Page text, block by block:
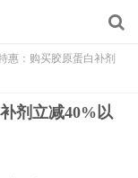
惠：购买胶原蛋白补剂
剂立减40%以